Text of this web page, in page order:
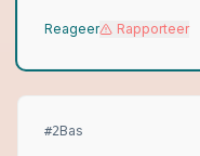
Reageer Rapporteer
#2Bas